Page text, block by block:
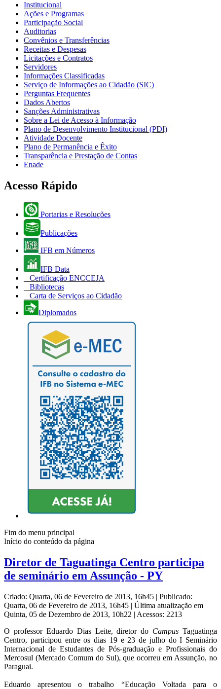
Institucional
Ações e Programas
Participação Social
Auditorias
Convênios e Transferências
Receitas e Despesas
Licitações e Contratos
Servidores
Informações Classificadas
Serviço de Informações ao Cidadão (SIC)
Perguntas Frequentes
Dados Abertos
Sanções Administrativas
Sobre a Lei de Acesso à Informação
Plano de Desenvolvimento Institucional (PDI)
Atividade Docente
Plano de Permanência e Êxito
Transparência e Prestação de Contas
Enade
Acesso Rápido
Portarias e Resoluções
Publicações
IFB em Números
IFB Data
Certificação ENCCEJA
Bibliotecas
Carta de Serviços ao Cidadão
Diplomados
Fim do menu principal
Início do conteúdo da página
Diretor de Taguatinga Centro participa
de seminário em Assunção - PY
Criado: Quarta, 06 de Fevereiro de 2013, 16h45 | Publicado:
Quarta, 06 de Fevereiro de 2013, 16h45 | Última atualização em
Quinta, 05 de Dezembro de 2013, 10h22 | Acessos: 2213
O professor Eduardo Dias Leite, diretor do Campus Taguatinga
Centro, participou entre os dias 19 e 23 de julho do I Seminário
Internacional de Estudantes de Pós-graduação e Profissionais do
Mercosul (Mercado Comum do Sul), que ocorreu em Assunção, no
Paraguai.
Eduardo apresentou o trabalho “Educação Voltada para o